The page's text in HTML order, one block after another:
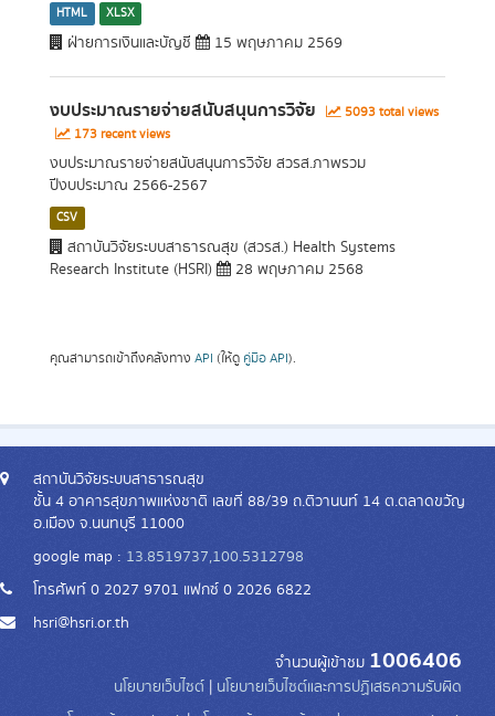
HTML XLSX
ฝ่ายการเงินและบัญชี 15 พฤษภาคม 2569
งบประมาณรายจ่ายสนับสนุนการวิจัย
5093 total views
173 recent views
งบประมาณรายจ่ายสนับสนุนการวิจัย สวรส.ภาพรวม
ปีงบประมาณ 2566-2567
CSV
สถาบันวิจัยระบบสาธารณสุข (สวรส.) Health Systems
Research Institute (HSRI)
28 พฤษภาคม 2568
คุณสามารถเข้าถึงคลังทาง API (ให้ดู คู่มือ API).
สถาบันวิจัยระบบสาธารณสุข
ชั้น 4 อาคารสุขภาพแห่งชาติ เลขที่ 88/39 ถ.ติวานนท์ 14 ต.ตลาดขวัญ
อ.เมือง จ.นนทบุรี 11000
google map : 13.8519737,100.5312798
โทรศัพท์ 0 2027 9701 แฟกซ์ 0 2026 6822
hsri@hsri.or.th
จำนวนผู้เข้าชม 1006406
นโยบายเว็บไซต์ | นโยบายเว็บไซต์และการปฏิเสธความรับผิด